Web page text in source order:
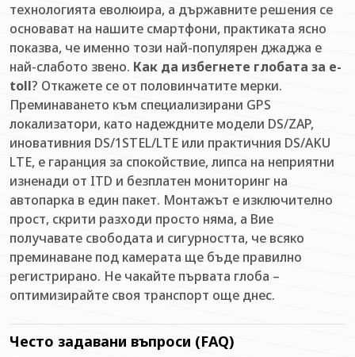
технологията еволюира, а държавните решения се
основават на нашите смартфони, практиката ясно
показва, че именно този най-популярен джаджа е
най-слабото звено. Как да избегнете глобата за e-
toll? Откажете се от половинчатите мерки.
Преминаването към специализирани GPS
локализатори, като надеждните модели DS/ZAP,
иновативния DS/1STEL/LTE или практичния DS/AKU
LTE, е гаранция за спокойствие, липса на неприятни
изненади от ITD и безплатен мониторинг на
автопарка в един пакет. Монтажът е изключително
прост, скрити разходи просто няма, а Вие
получавате свободата и сигурността, че всяко
преминаване под камерата ще бъде правилно
регистрирано. Не чакайте първата глоба –
оптимизирайте своя транспорт още днес.
Често задавани въпроси (FAQ)